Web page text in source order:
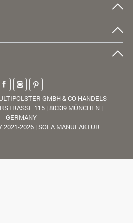
GMBH & CO HANDELS
115 | 80339 MÜNCHEN |
GERMANY
2021-2026 | SOFA MANUFAKTUR